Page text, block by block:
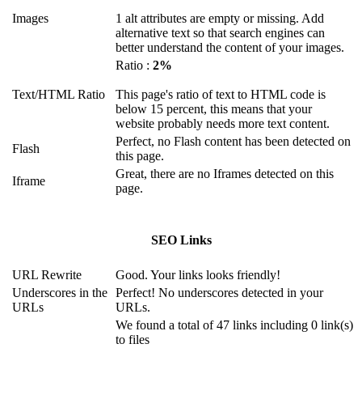
Images
1 alt attributes are empty or missing. Add
alternative text so that search engines can
better understand the content of your images.
Text/HTML Ratio
Ratio : 2%
This page's ratio of text to HTML code is
below 15 percent, this means that your
website probably needs more text content.
Flash
Perfect, no Flash content has been detected on
this page.
Iframe
Great, there are no Iframes detected on this
page.
SEO Links
URL Rewrite
Good. Your links looks friendly!
Underscores in the
URLs
Perfect! No underscores detected in your
URLs.
We found a total of 47 links including 0 link(s)
to files